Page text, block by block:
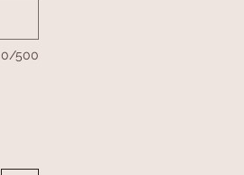
0/500